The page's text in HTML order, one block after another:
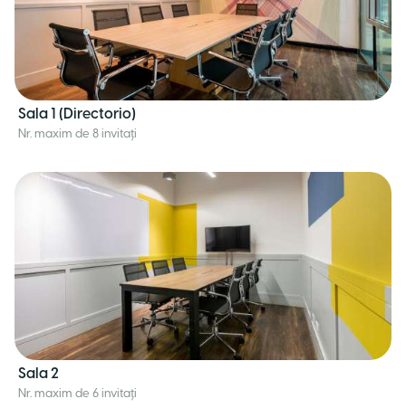
Sala 1 (Directorio)
Nr. maxim de 8 invitați
Sala 2
Nr. maxim de 6 invitați